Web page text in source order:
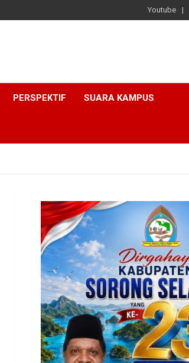
Youtube
PERSPEKTIF SUARA KAMPUS